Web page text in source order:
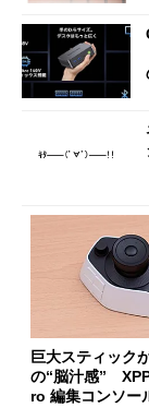
巨大スティック
の“脳汁感”
ro 編集コンソー